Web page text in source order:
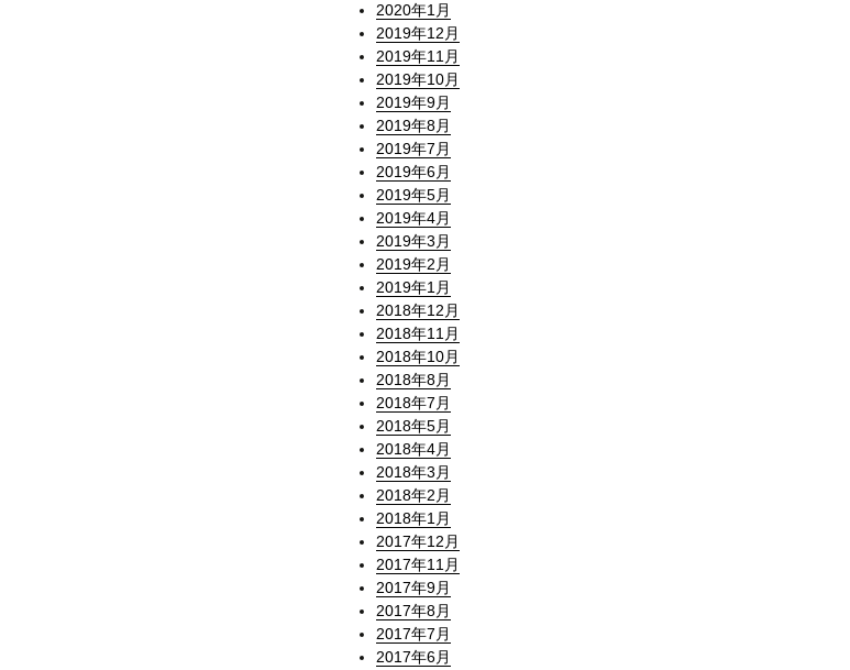
2020年1月
2019年12月
2019年11月
2019年10月
2019年9月
2019年8月
2019年7月
2019年6月
2019年5月
2019年4月
2019年3月
2019年2月
2019年1月
2018年12月
2018年11月
2018年10月
2018年8月
2018年7月
2018年5月
2018年4月
2018年3月
2018年2月
2018年1月
2017年12月
2017年11月
2017年9月
2017年8月
2017年7月
2017年6月